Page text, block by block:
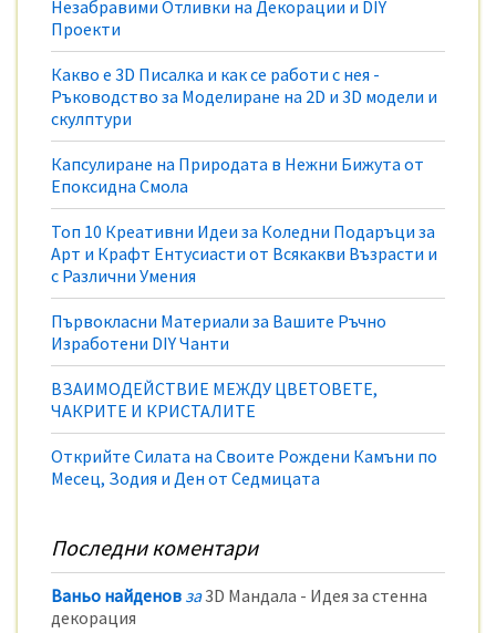
Незабравими Отливки на Декорации и DIY
Проекти
Какво е 3D Писалка и как се работи с нея -
Ръководство за Моделиране на 2D и 3D модели и
скулптури
Капсулиране на Природата в Нежни Бижута от
Епоксидна Смола
Топ 10 Креативни Идеи за Коледни Подаръци за
Арт и Крафт Ентусиасти от Всякакви Възрасти и
с Различни Умения
Първокласни Материали за Вашите Ръчно
Изработени DIY Чанти
ВЗАИМОДЕЙСТВИЕ МЕЖДУ ЦВЕТОВЕТЕ,
ЧАКРИТЕ И КРИСТАЛИТЕ
Открийте Силата на Своите Рождени Камъни по
Месец, Зодия и Ден от Седмицата
Последни коментари
Ваньо найденов за3D Мандала - Идея за стенна
декорация